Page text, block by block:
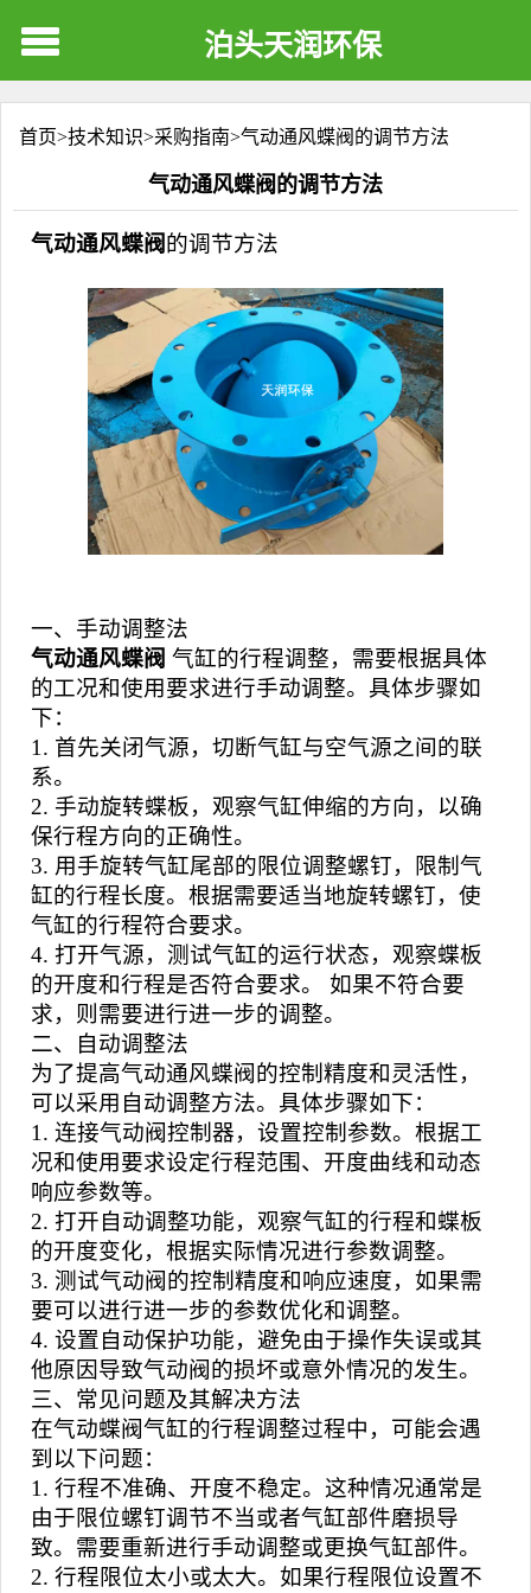
泊头天润环保
首页>技术知识>采购指南>气动通风蝶阀的调节方法
气动通风蝶阀的调节方法
气动通风蝶阀的调节方法
一、手动调整法
气动通风蝶阀 气缸的行程调整，需要根据具体
的工况和使用要求进行手动调整。具体步骤如
下：
1. 首先关闭气源，切断气缸与空气源之间的联
系。
2. 手动旋转蝶板，观察气缸伸缩的方向，以确
保行程方向的正确性。
3. 用手旋转气缸尾部的限位调整螺钉，限制气
缸的行程长度。根据需要适当地旋转螺钉，使
气缸的行程符合要求。
4. 打开气源，测试气缸的运行状态，观察蝶板
的开度和行程是否符合要求。 如果不符合要
求，则需要进行进一步的调整。
二、自动调整法
为了提高气动通风蝶阀的控制精度和灵活性，
可以采用自动调整方法。具体步骤如下：
1. 连接气动阀控制器，设置控制参数。根据工
况和使用要求设定行程范围、开度曲线和动态
响应参数等。
2. 打开自动调整功能，观察气缸的行程和蝶板
的开度变化，根据实际情况进行参数调整。
3. 测试气动阀的控制精度和响应速度，如果需
要可以进行进一步的参数优化和调整。
4. 设置自动保护功能，避免由于操作失误或其
他原因导致气动阀的损坏或意外情况的发生。
三、常见问题及其解决方法
在气动蝶阀气缸的行程调整过程中，可能会遇
到以下问题：
1. 行程不准确、开度不稳定。这种情况通常是
由于限位螺钉调节不当或者气缸部件磨损导
致。需要重新进行手动调整或更换气缸部件。
2. 行程限位太小或太大。如果行程限位设置不